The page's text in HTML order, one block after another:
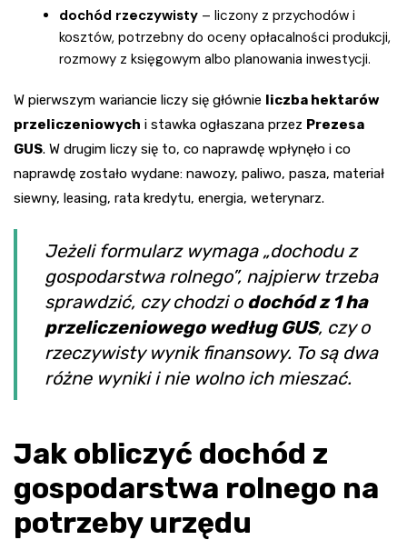
dochód rzeczywisty – liczony z przychodów i
kosztów, potrzebny do oceny opłacalności produkcji,
rozmowy z księgowym albo planowania inwestycji.
W pierwszym wariancie liczy się głównie liczba hektarów
przeliczeniowych i stawka ogłaszana przez Prezesa
GUS. W drugim liczy się to, co naprawdę wpłynęło i co
naprawdę zostało wydane: nawozy, paliwo, pasza, materiał
siewny, leasing, rata kredytu, energia, weterynarz.
Jeżeli formularz wymaga „dochodu z
gospodarstwa rolnego”, najpierw trzeba
sprawdzić, czy chodzi o dochód z 1 ha
przeliczeniowego według GUS, czy o
rzeczywisty wynik finansowy. To są dwa
różne wyniki i nie wolno ich mieszać.
Jak obliczyć dochód z
gospodarstwa rolnego na
potrzeby urzędu